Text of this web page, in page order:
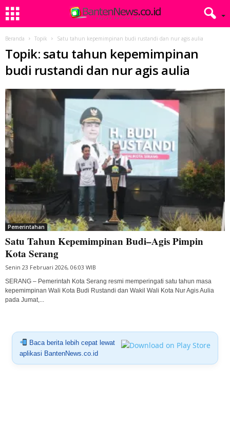
Beranda Topik Satu tahun kepemimpinan budi rustandi dan nur agis aulia
Topik: satu tahun kepemimpinan
budi rustandi dan nur agis aulia
Pemerintahan
Satu Tahun Kepemimpinan Budi–Agis Pimpin
Kota Serang
Senin 23 Februari 2026, 06:03 WIB
SERANG – Pemerintah Kota Serang resmi memperingati satu tahun masa
kepemimpinan Wali Kota Budi Rustandi dan Wakil Wali Kota Nur Agis Aulia
pada Jumat,...
Baca berita lebih cepat lewat
aplikasi BantenNews.co.id